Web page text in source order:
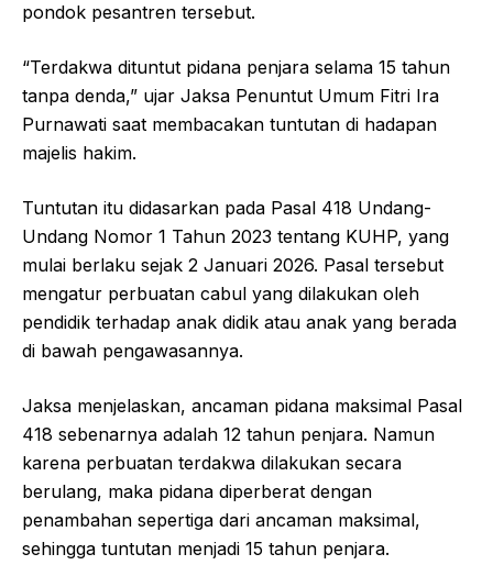
pondok pesantren tersebut.
“Terdakwa dituntut pidana penjara selama 15 tahun
tanpa denda,” ujar Jaksa Penuntut Umum Fitri Ira
Purnawati saat membacakan tuntutan di hadapan
majelis hakim.
Tuntutan itu didasarkan pada Pasal 418 Undang-
Undang Nomor 1 Tahun 2023 tentang KUHP, yang
mulai berlaku sejak 2 Januari 2026. Pasal tersebut
mengatur perbuatan cabul yang dilakukan oleh
pendidik terhadap anak didik atau anak yang berada
di bawah pengawasannya.
Jaksa menjelaskan, ancaman pidana maksimal Pasal
418 sebenarnya adalah 12 tahun penjara. Namun
karena perbuatan terdakwa dilakukan secara
berulang, maka pidana diperberat dengan
penambahan sepertiga dari ancaman maksimal,
sehingga tuntutan menjadi 15 tahun penjara.